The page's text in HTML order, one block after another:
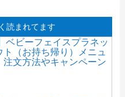
読まれてます
ベビーフェイスプラネッ
（お持ち帰り）メニュ
注文方法やキャンペーン